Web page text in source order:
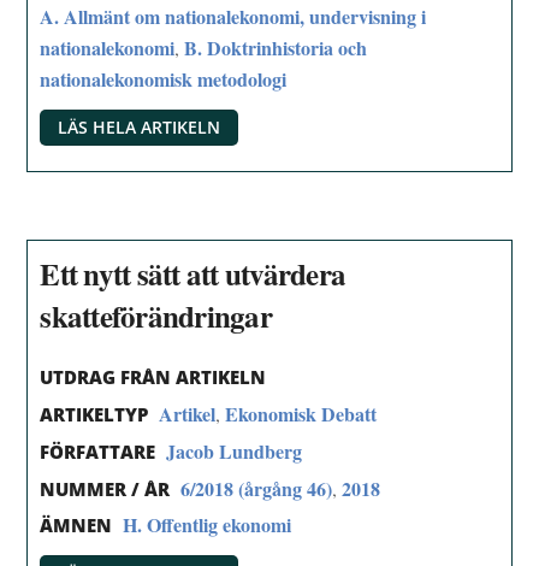
A. Allmänt om nationalekonomi, undervisning i
nationalekonomi,B. Doktrinhistoria och
nationalekonomisk metodologi
LÄS HELA ARTIKELN
Ett nytt sätt att utvärdera
skatteförändringar
UTDRAG FRÅN ARTIKELN
ARTIKELTYP Artikel,Ekonomisk Debatt
FÖRFATTARE Jacob Lundberg
NUMMER / ÅR 6/2018 (årgång 46),2018
ÄMNEN H. Offentlig ekonomi